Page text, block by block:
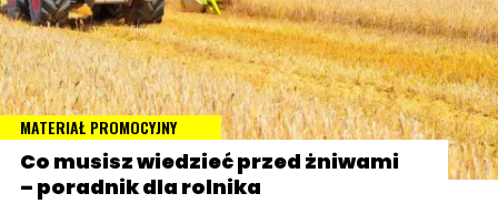
MATERIAŁ PROMOCYJNY
Co musisz wiedzieć przed żniwami
– poradnik dla rolnika